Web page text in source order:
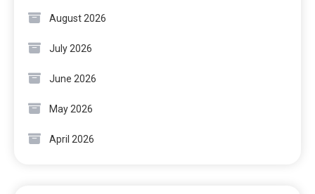
August 2026
July 2026
June 2026
May 2026
April 2026